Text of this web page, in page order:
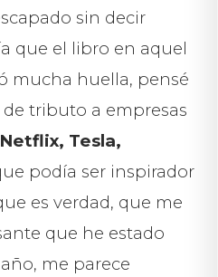
sin decir
que el libro en aquel
mucha huella, pensé
tributo a empresas
Tesla,
podía ser inspirador
es verdad, que me
que he estado
me parece